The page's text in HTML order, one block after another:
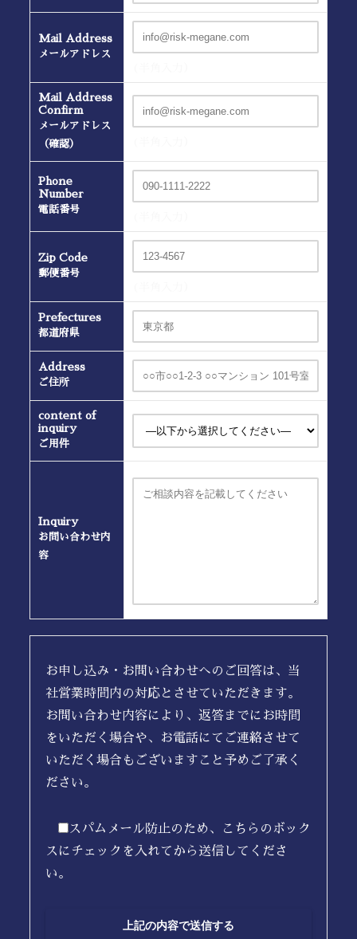
Mail Address
メールアドレス
Mail Address
Confirm
メールアドレス
（確認）
Phone
Number
電話番号
Zip Code
郵便番号
Prefectures
都道府県
Address
ご住所
content of
inquiry
ご用件
Inquiry
お問い合わせ内
容
お申し込み・お問い合わせへのご回答は、当
社営業時間内の対応とさせていただきます。
お問い合わせ内容により、返答までにお時間
をいただく場合や、お電話にてご連絡させて
いただく場合もございますこと予めご了承く
ださい。
スパムメール防止のため、こちらのボック
スにチェックを入れてから送信してくださ
い。